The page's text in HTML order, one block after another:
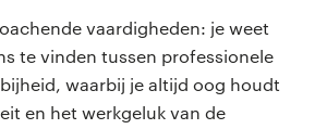
vaardigheden: je weet
te vinden tussen professionele
waarbij je altijd oog houdt
en het werkgeluk van de